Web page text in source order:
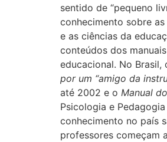
sentido de “pequeno
conhecimento sobre
e as ciências da
conteúdos dos
educacional. No Brasil,
por um “amigo da
até 2002 e o Manual
Psicologia e
conhecimento no país
professores começam